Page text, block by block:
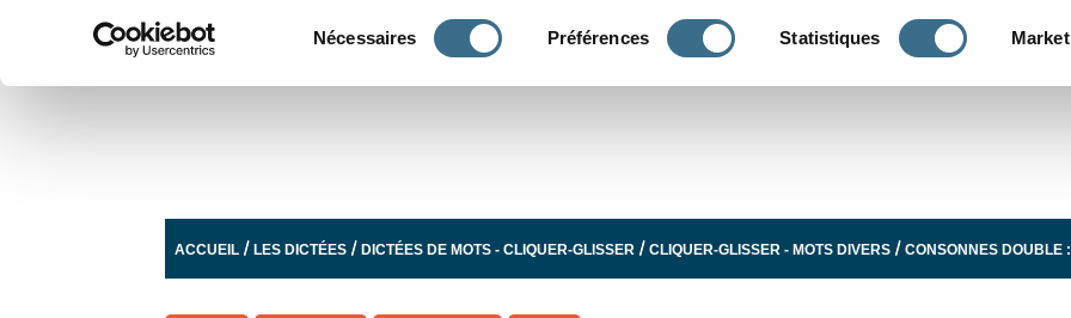
Nécessaires Préférences Statistiques
ACCUEIL /LES DICTÉES /DICTÉES DE MOTS - CLIQUER-GLISSER /CLIQUER-GLISSER - MOTS DIVERS /CONSONNES DOUBLE